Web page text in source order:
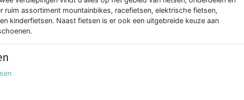
ruim assortiment mountainbikes, racefietsen, elektrische fietsen,
kinderfietsen. Naast fietsen is er ook een uitgebreide keuze aan